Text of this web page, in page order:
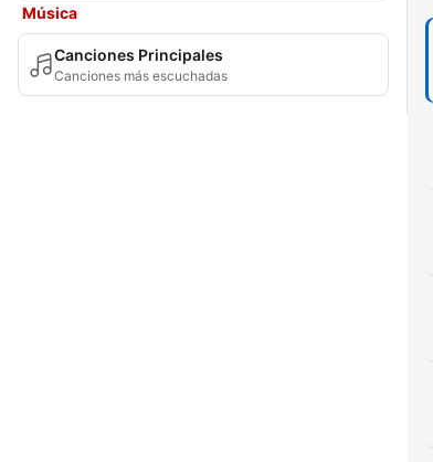
Música
Canciones Principales
Canciones más escuchadas